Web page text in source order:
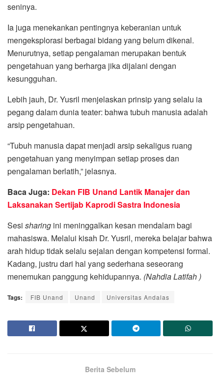
seninya.
Ia juga menekankan pentingnya keberanian untuk
mengeksplorasi berbagai bidang yang belum dikenal.
Menurutnya, setiap pengalaman merupakan bentuk
pengetahuan yang berharga jika dijalani dengan
kesungguhan.
Lebih jauh, Dr. Yusril menjelaskan prinsip yang selalu ia
pegang dalam dunia teater: bahwa tubuh manusia adalah
arsip pengetahuan.
“Tubuh manusia dapat menjadi arsip sekaligus ruang
pengetahuan yang menyimpan setiap proses dan
pengalaman berlatih,” jelasnya.
Baca Juga: Dekan FIB Unand Lantik Manajer dan
Laksanakan Sertijab Kaprodi Sastra Indonesia
Sesi sharing ini meninggalkan kesan mendalam bagi
mahasiswa. Melalui kisah Dr. Yusril, mereka belajar bahwa
arah hidup tidak selalu sejalan dengan kompetensi formal.
Kadang, justru dari hal yang sederhana seseorang
menemukan panggung kehidupannya. (Nahdia Latifah )
Tags: FIB Unand Unand Universitas Andalas
Berita Sebelum